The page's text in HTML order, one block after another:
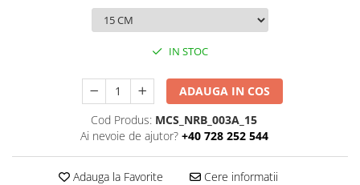
IN STOC
ADAUGA IN COS
Cod Produs: MCS_NRB_003A_15
Ai nevoie de ajutor? +40 728 252 544
Adauga la Favorite Cere informatii